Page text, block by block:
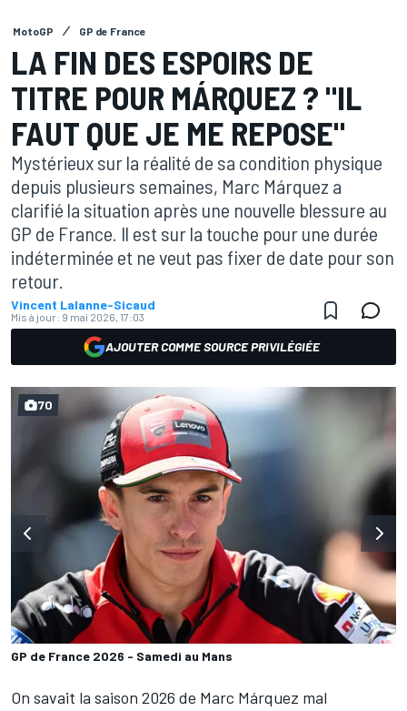
MotoGP GP de France
LA FIN DES ESPOIRS DE
TITRE POUR MÁRQUEZ ? "IL
FAUT QUE JE ME REPOSE"
Mystérieux sur la réalité de sa condition physique
depuis plusieurs semaines, Marc Márquez a
clarifié la situation après une nouvelle blessure au
GP de France. Il est sur la touche pour une durée
indéterminée et ne veut pas fixer de date pour son
retour.
Vincent Lalanne-Sicaud
Mis à jour: 9 mai 2026, 17:03
AJOUTER COMME SOURCE PRIVILÉGIÉE
GP de France 2026 - Samedi au Mans
70
On savait la saison 2026 de Marc Márquez mal